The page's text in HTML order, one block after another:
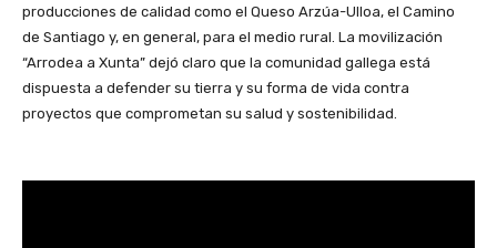
producciones de calidad como el Queso Arzúa-Ulloa, el Camino
de Santiago y, en general, para el medio rural. La movilización
“Arrodea a Xunta” dejó claro que la comunidad gallega está
dispuesta a defender su tierra y su forma de vida contra
proyectos que comprometan su salud y sostenibilidad.